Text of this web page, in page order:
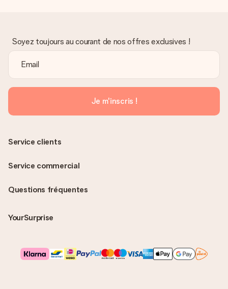
Soyez toujours au courant de nos offres exclusives !
Je m'inscris !
Questions fréquentes
YourSurprise
Service clients
Service commercial